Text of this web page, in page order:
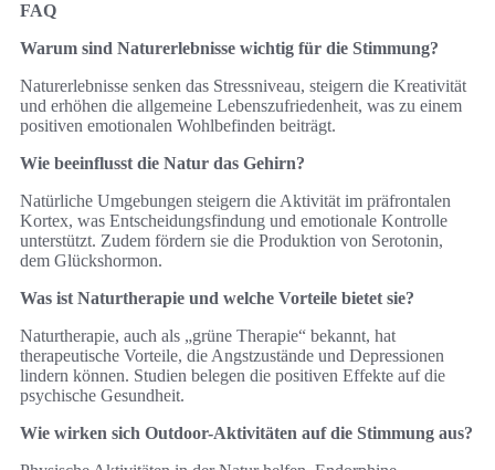
FAQ
Warum sind Naturerlebnisse wichtig für die Stimmung?
Naturerlebnisse senken das Stressniveau, steigern die Kreativität
und erhöhen die allgemeine Lebenszufriedenheit, was zu einem
positiven emotionalen Wohlbefinden beiträgt.
Wie beeinflusst die Natur das Gehirn?
Natürliche Umgebungen steigern die Aktivität im präfrontalen
Kortex, was Entscheidungsfindung und emotionale Kontrolle
unterstützt. Zudem fördern sie die Produktion von Serotonin,
dem Glückshormon.
Was ist Naturtherapie und welche Vorteile bietet sie?
Naturtherapie, auch als „grüne Therapie“ bekannt, hat
therapeutische Vorteile, die Angstzustände und Depressionen
lindern können. Studien belegen die positiven Effekte auf die
psychische Gesundheit.
Wie wirken sich Outdoor-Aktivitäten auf die Stimmung aus?